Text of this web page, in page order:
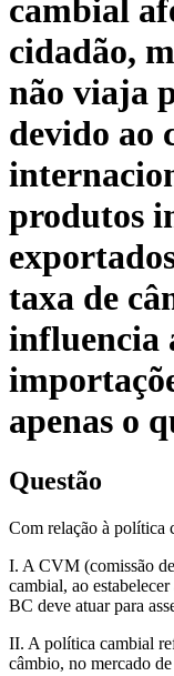
cambial
cidadão,
não viaja
devido ao
produtos
taxa de
influencia
apenas o
Questão
Com relação à política
I. A CVM (comissão
cambial, ao
BC deve atuar para
II. A política cambial
câmbio, no mercado